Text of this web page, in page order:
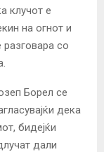
клучот е
на огнот и
со
Борел се
дека
бидејќи
дали